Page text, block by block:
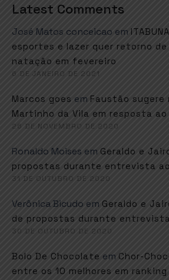
Latest Comments
José Matos conceicao em
esportes e lazer quer retorno
natação em fevereiro
6 DE JANEIRO DE 2021
Marcos goes em Faustão sugere
Martinho da Vila em resposta ao
26 DE NOVEMBRO DE 2020
Ronaldo Moises em Geraldo e
propostas durante entrevista
31 DE OUTUBRO DE 2020
Verônica Bicudo em Geraldo e
de propostas durante
30 DE OUTUBRO DE 2020
Bolo De Chocolate em Chor-
entre os 10 melhores em